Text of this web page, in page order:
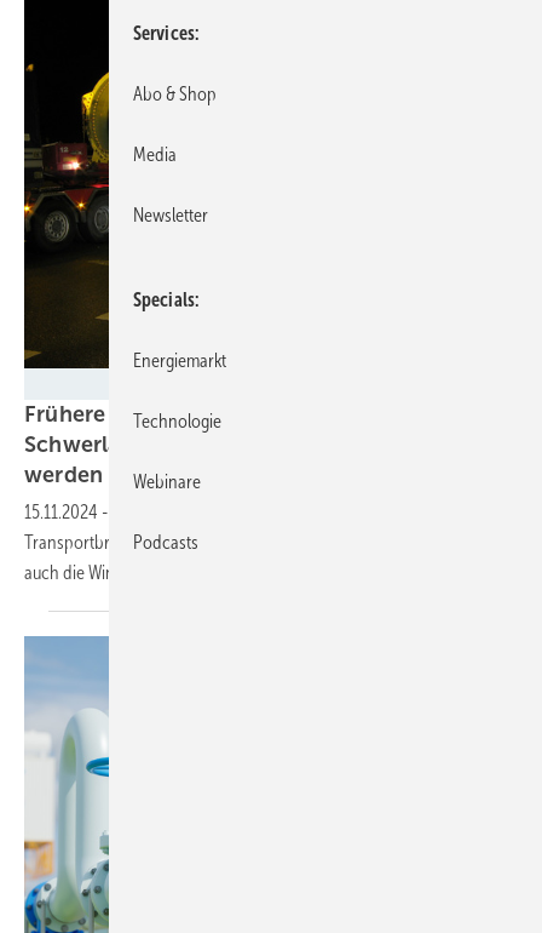
Frühere Nachtfahrten: Groß- und
Schwerlasttransporte sollen vereinfacht
werden
15.11.2024 -
Transportbranche Hürden aus dem Weg räumen. Davon profitiert
auch dieWindbranche.
Services
Abo & Shop
Media
Newsletter
Specials
Energiemarkt
Technologie
Webinare
Podcasts